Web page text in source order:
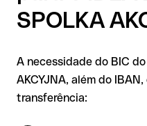
SPOLKA
A necessidade do BIC do
AKCYJNA, além do
transferência: